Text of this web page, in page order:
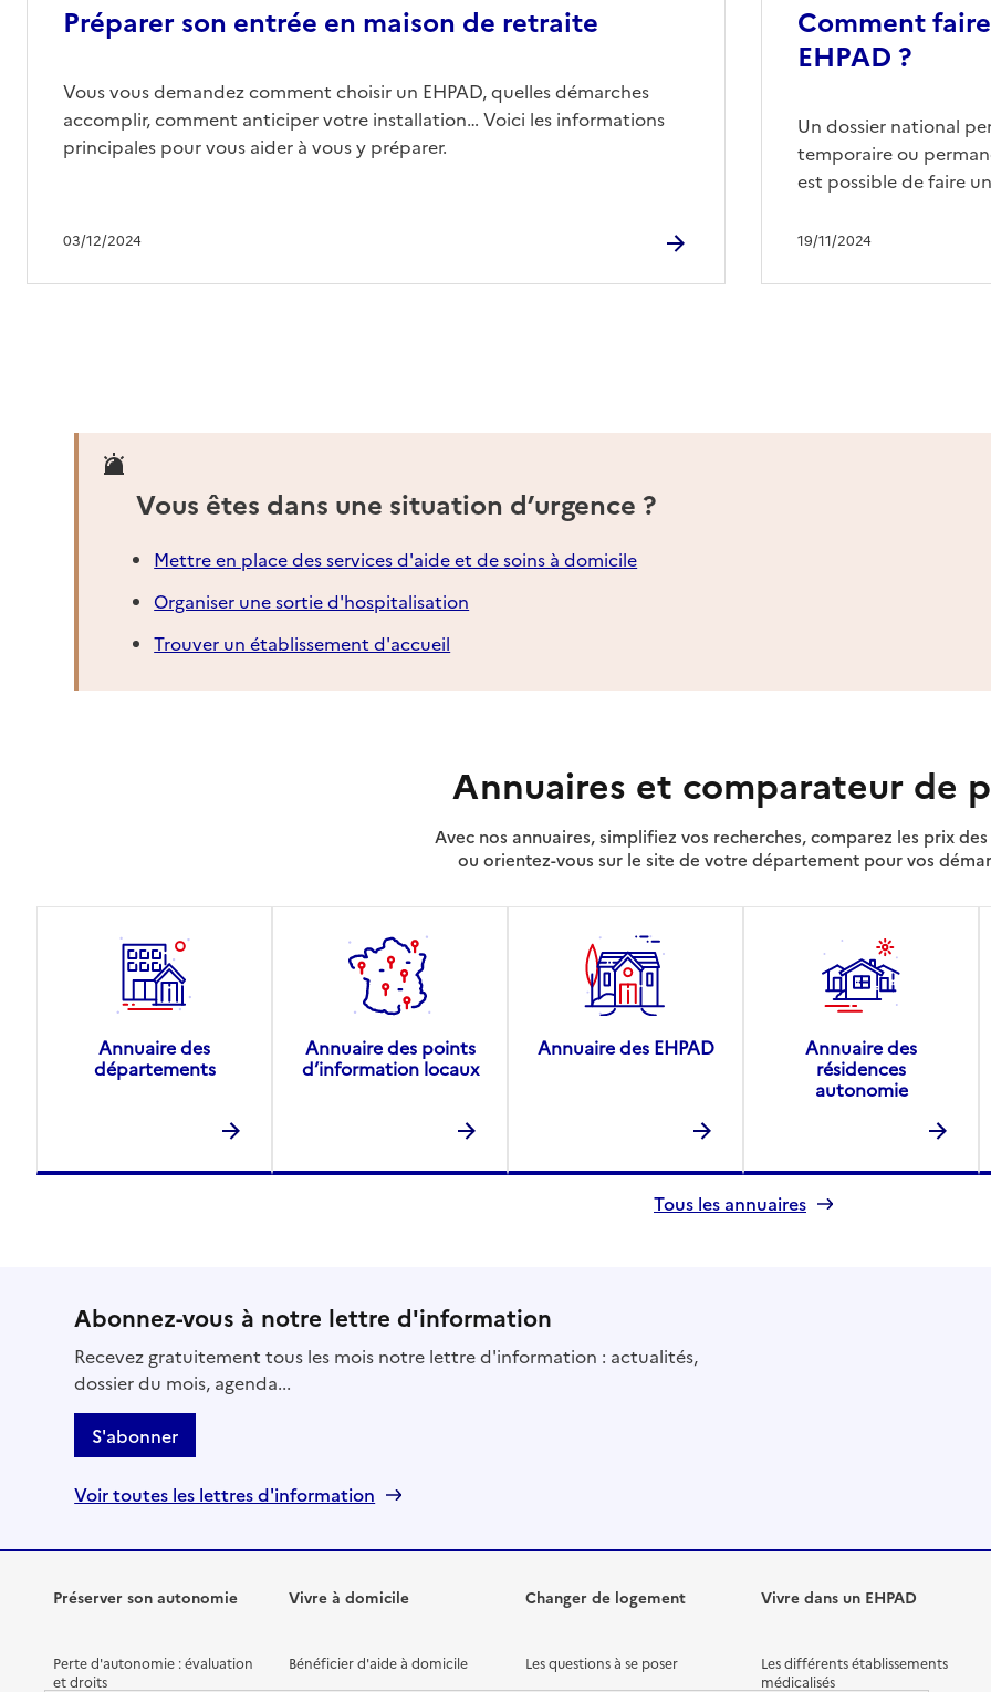
Préparer son entrée en maison de retraite
03/12/2024
Vous vous demandez comment choisir un EHPAD, quelles démarches
accomplir, comment anticiper votre installation… Voici les informations
principales pour vous aider à vous y préparer.
Comment
EHPAD ?
19/11/2024
Un dossier national
temporaire ou
est possible de faire
Vous êtes dans une situation d’urgence ?
Mettre en place des services d'aide et de soins à domicile
Organiser une sortie d'hospitalisation
Trouver un établissement d'accueil
Annuaires et comparateur de
Avec nos annuaires, simplifiez vos recherches, comparez les prix des
ou orientez-vous sur le site de votre département pour vos
Annuaire des
départements
Annuaire des points
d’information locaux
Annuaire des EHPAD
Annuaire des
résidences
autonomie
Tous les annuaires
Abonnez-vous à notre lettre d'information
Recevez gratuitement tous les mois notre lettre d'information : actualités,
dossier du mois, agenda...
S'abonner
Voir toutes les lettres d'information
Préserver son autonomie
Perte d'autonomie : évaluation
et droits
Vivre à domicile
Bénéficier d'aide à domicile
Changer de logement
Les questions à se poser
Vivre dans un EHPAD
Les différents établissements
médicalisés